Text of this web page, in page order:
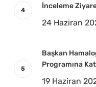
İnceleme
24 Haziran
Başkan
Programına
19 Haziran